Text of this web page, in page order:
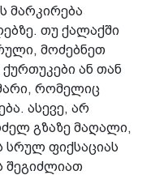
მარკირება
თუ ქალაქში
მოძებნეთ
ან თან
რომელიც
ასევე, არ
გზაზე მაღალი,
სრულ ფიქსაციას
შეგიძლიათ